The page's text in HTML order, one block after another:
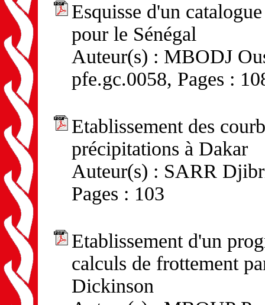
Esquisse d'un
pour le Sénégal
Auteur(s) : MBODJ
pfe.gc.0058, Pages :
Etablissement des
précipitations à Dakar
Auteur(s) : SARR
Pages : 103
Etablissement d'un
calculs de frottement
Dickinson